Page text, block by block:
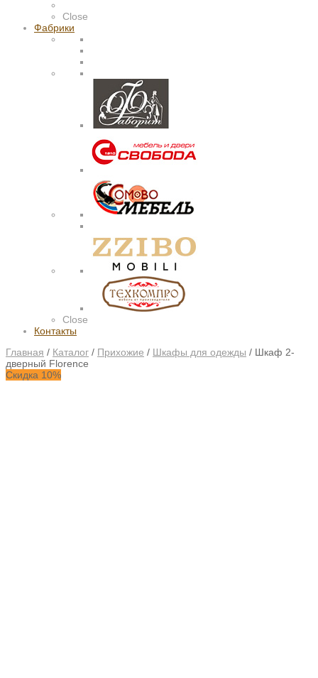
Close
Фабрики
Close
Контакты
Главная / Каталог / Прихожие / Шкафы для одежды / Шкаф 2-
дверный Florence
Скидка 10%